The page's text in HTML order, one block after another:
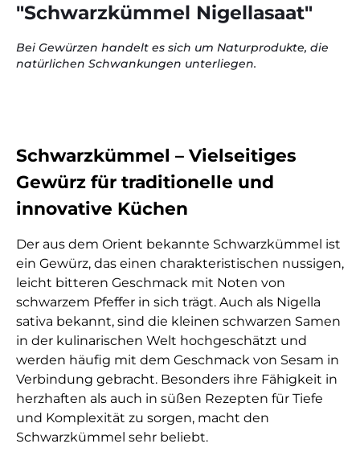
"Schwarzkümmel Nigellasaat"
Bei Gewürzen handelt es sich um Naturprodukte, die
natürlichen Schwankungen unterliegen.
Schwarzkümmel – Vielseitiges
Gewürz für traditionelle und
innovative Küchen
Der aus dem Orient bekannte Schwarzkümmel ist
ein Gewürz, das einen charakteristischen nussigen,
leicht bitteren Geschmack mit Noten von
schwarzem Pfeffer in sich trägt. Auch als Nigella
sativa bekannt, sind die kleinen schwarzen Samen
in der kulinarischen Welt hochgeschätzt und
werden häufig mit dem Geschmack von Sesam in
Verbindung gebracht. Besonders ihre Fähigkeit in
herzhaften als auch in süßen Rezepten für Tiefe
und Komplexität zu sorgen, macht den
Schwarzkümmel sehr beliebt.